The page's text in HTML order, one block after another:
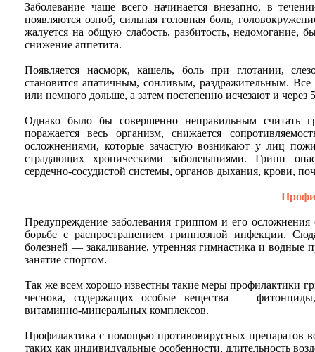
Заболевание чаще всего начинается внезапно, в
появляются озноб, сильная головная боль,
жалуется на общую слабость, разбитость,
снижение аппетита.
Появляется насморк, кашель, боль при глотании,
становится апатичным, сонливым, раздражительным.
или немного дольше, а затем постепенно исчезают и через
Однако было бы совершенно неправильным считать
поражается весь организм, снижается
осложнениями, которые зачастую возникают у лиц
страдающих хроническими заболеваниями. Грипп
сердечно-сосудистой системы, органов дыхания, крови,
Предупреждение заболевания гриппом и его
борьбе с распространением гриппозной инфекции.
болезней — закаливание, утренняя гимнастика и
занятие спортом.
Так же всем хорошо известны такие меры профилактики
чеснока, содержащих особые вещества —
витаминно-минеральных комплексов.
Профилактика с помощью противовирусных препаратов
таких как индивидуальные особенности, длительность